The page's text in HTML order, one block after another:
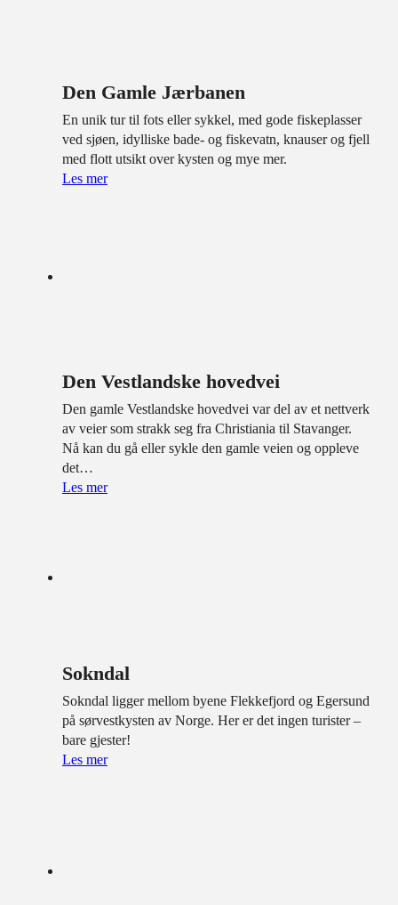
Den Gamle Jærbanen
En unik tur til fots eller sykkel, med gode fiskeplasser
ved sjøen, idylliske bade- og fiskevatn, knauser og fjell
med flott utsikt over kysten og mye mer.
Les mer
Den Vestlandske hovedvei
Den gamle Vestlandske hovedvei var del av et nettverk
av veier som strakk seg fra Christiania til Stavanger.
Nå kan du gå eller sykle den gamle veien og oppleve
det…
Les mer
Sokndal
Sokndal ligger mellom byene Flekkefjord og Egersund
på sørvestkysten av Norge. Her er det ingen turister –
bare gjester!
Les mer